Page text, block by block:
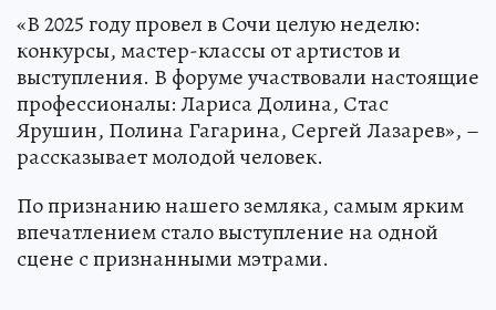
«В 2025 году провел в Сочи целую неделю:
конкурсы, мастер-классы от артистов и
выступления. В форуме участвовали настоящие
профессионалы: Лариса Долина, Стас
Ярушин, Полина Гагарина, Сергей Лазарев», –
рассказывает молодой человек.
По признанию нашего земляка, самым ярким
впечатлением стало выступление на одной
сцене с признанными мэтрами.